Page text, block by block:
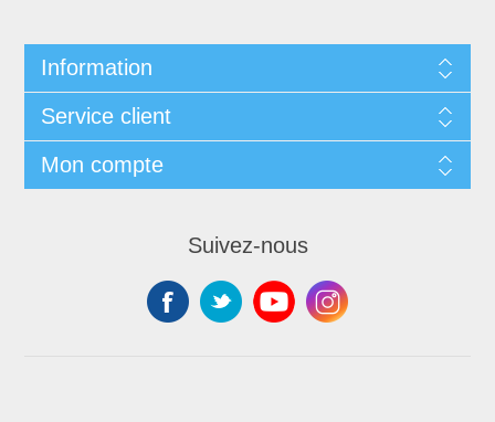
Information
Service client
Mon compte
Suivez-nous